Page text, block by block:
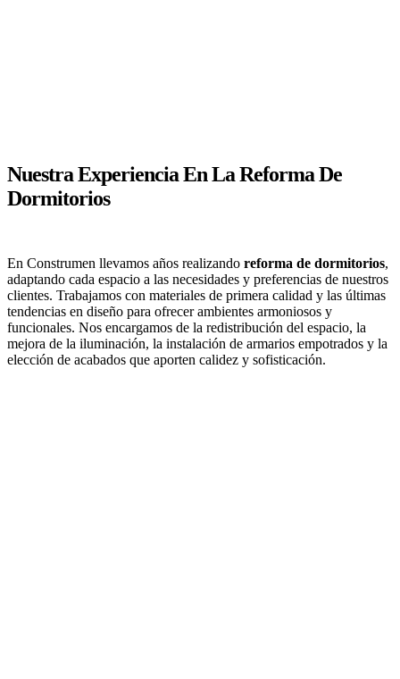
Nuestra Experiencia En La Reforma De
Dormitorios
En Construmen llevamos años realizando reforma de dormitorios,
adaptando cada espacio a las necesidades y preferencias de nuestros
clientes. Trabajamos con materiales de primera calidad y las últimas
tendencias en diseño para ofrecer ambientes armoniosos y
funcionales. Nos encargamos de la redistribución del espacio, la
mejora de la iluminación, la instalación de armarios empotrados y la
elección de acabados que aporten calidez y sofisticación.